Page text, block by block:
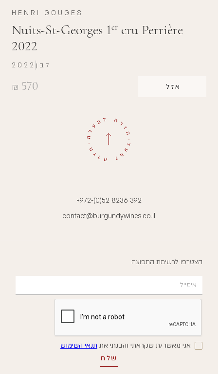
HENRI GOUGES
Nuits-St-Georges 1er cru Perrière
2022
₪ 570 אזל
2022 לבן
+972-(0)52 8236 392
contact@burgundywines.co.il
הצטרפו לרשימת התפוצה
אני מאשר/ת שקראתי והבנתי את תנאי השימוש